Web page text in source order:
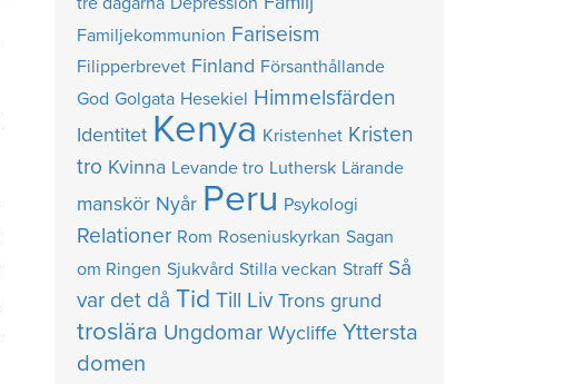
Familjekommunion Fariseism
Filipperbrevet Finland Försanthållande
God Golgata Hesekiel Himmelsfärden
Identitet Kenya Kristenhet Kristen
tro Kvinna Levande tro Luthersk Lärande
manskör Nyår Peru Psykologi
Relationer Rom Roseniuskyrkan Sagan
om Ringen Sjukvård Stilla veckan Straff Så
var det då Tid Till Liv Trons grund
troslära Ungdomar Wycliffe Yttersta
domen